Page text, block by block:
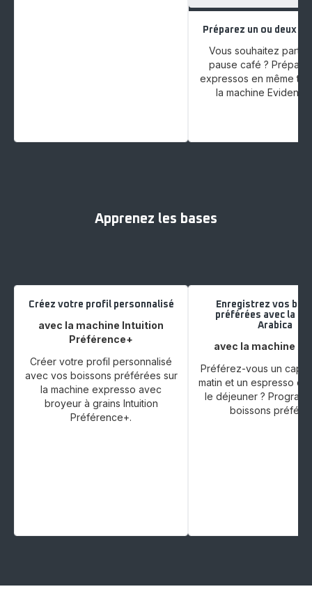
Préparez un ou deux
Vous souhaitez
pause café ?
expressos en même
la machine
Apprenez les bases
Créez votre profil personnalisé
avec la machine Intuition
Préférence+
Créer votre profil personnalisé
avec vos boissons préférées sur
la machine expresso avec
broyeur à grains Intuition
Préférence+.
Enregistrez vos
préférées avec la
Arabica
avec la machine
Préférez-vous un
matin et un espresso
le déjeuner ?
boissons